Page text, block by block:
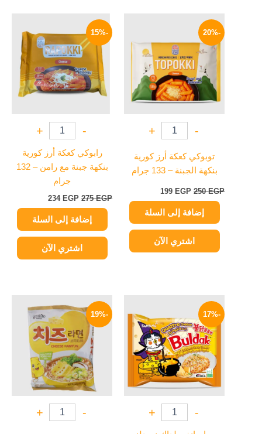
-20%
-
+
توبوكي كعكة أرز كورية
بنكهة الجبنة – 133 جرام
250EGP
199 EGP
199 EGP.
إضافة إلى السلة
اشتري الآن
-15%
-
+
رابوكي كعكة أرز كورية
بنكهة جبنة مع رامن – 132
جرام
275EGP
هو:
275 EGP.
234 EGP
هو:
234 EGP.
إضافة إلى السلة
اشتري الآن
-17%
-
+
هو:
155 EGP.
هو:
129 EGP.
-19%
-
+
الأصلي
140 EGP.
الحالي
هو:
114 EGP.